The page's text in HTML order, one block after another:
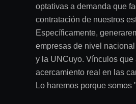
optativas a demanda que
contratación de nuestros
Específicamente,
empresas de nivel
y la UNCuyo. Vínculos que
acercamiento real en las
Lo haremos porque somos